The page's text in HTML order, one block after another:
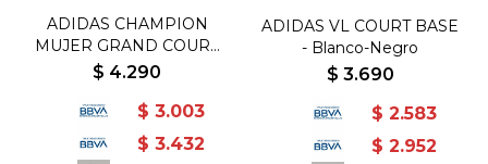
ADIDAS CHAMPION
MUJER GRAND COURT
PLATFORM - Negro-
$ 4.290
$ 3.003
$ 3.432
ADIDAS VL COURT BASE
- Blanco-Negro
$ 3.690
$ 2.583
$ 2.952